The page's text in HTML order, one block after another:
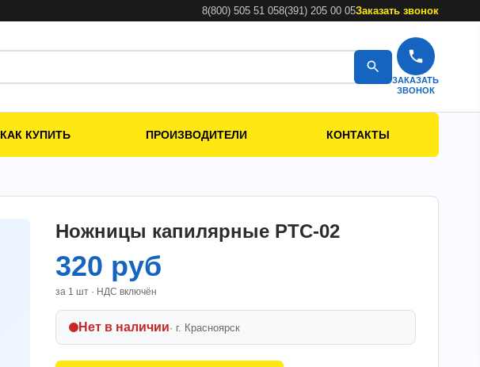
8(800) 505 51 058(391) 205 00 05Заказать звонок
ЗАКАЗАТЬ
ЗВОНОК
КАК КУПИТЬ ПРОИЗВОДИТЕЛИ КОНТАКТЫ
Ножницы капилярные РТС-02
320 руб
за 1 шт · НДС включён
Нет в наличии· г. Красноярск